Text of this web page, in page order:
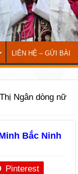
LIÊN HỆ – GỬI BÀI
Ngân dòng nữ
Bắc Ninh
Pinterest